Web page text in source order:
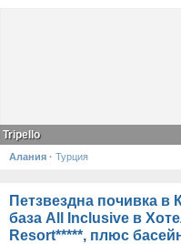
Tripello
Алания · Турция
Петзвездна почивка
база All Inclusive в
Resort*****, плюс